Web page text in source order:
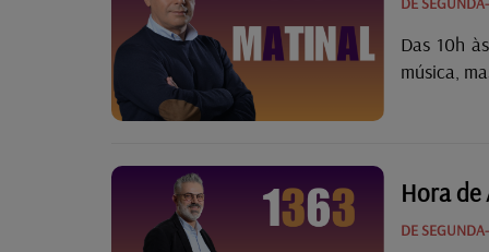
Das 10h
música,
Hora de
DE